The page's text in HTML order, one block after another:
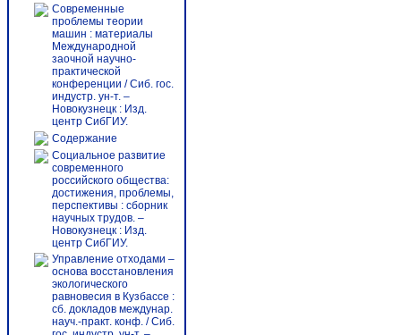
Современные
проблемы теории
машин : материалы
Международной
заочной научно-
практической
конференции / Сиб. гос.
индустр. ун-т. –
Новокузнецк : Изд.
центр СибГИУ.
Содержание
Социальное развитие
современного
российского общества:
достижения, проблемы,
перспективы : сборник
научных трудов. –
Новокузнецк : Изд.
центр СибГИУ.
Управление отходами –
основа восстановления
экологического
равновесия в Кузбассе :
сб. докладов междунар.
науч.-практ. конф. / Сиб.